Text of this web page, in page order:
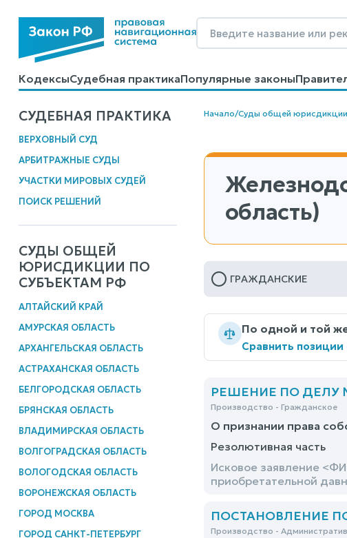
КодексыСудебная практикаПопулярные законы
КалькуляторыСправочные материалыОбразцы
СУДЕБНАЯ ПРАКТИКА
ВЕРХОВНЫЙ СУД
АРБИТРАЖНЫЕ СУДЫ
УЧАСТКИ МИРОВЫХ СУДЕЙ
ПОИСК РЕШЕНИЙ
СУДЫ ОБЩЕЙ
ЮРИСДИКЦИИ ПО
СУБЪЕКТАМ РФ
АЛТАЙСКИЙ КРАЙ
АМУРСКАЯ ОБЛАСТЬ
АРХАНГЕЛЬСКАЯ ОБЛАСТЬ
АСТРАХАНСКАЯ ОБЛАСТЬ
БЕЛГОРОДСКАЯ ОБЛАСТЬ
БРЯНСКАЯ ОБЛАСТЬ
ВЛАДИМИРСКАЯ ОБЛАСТЬ
ВОЛГОГРАДСКАЯ ОБЛАСТЬ
ВОЛОГОДСКАЯ ОБЛАСТЬ
ВОРОНЕЖСКАЯ ОБЛАСТЬ
ГОРОД МОСКВА
ГОРОД САНКТ-ПЕТЕРБУРГ
Начало/Суды общей юрисдикции
область)
ГРАЖДАНСКИЕ
По одной и той
Сравнить позиции
РЕШЕНИЕ ПО ДЕЛУ №
Производство - Гражданское
О признании права
Резолютивная часть
Исковое заявление
приобретательной
ПОСТАНОВЛЕНИЕ ПО
Производство -